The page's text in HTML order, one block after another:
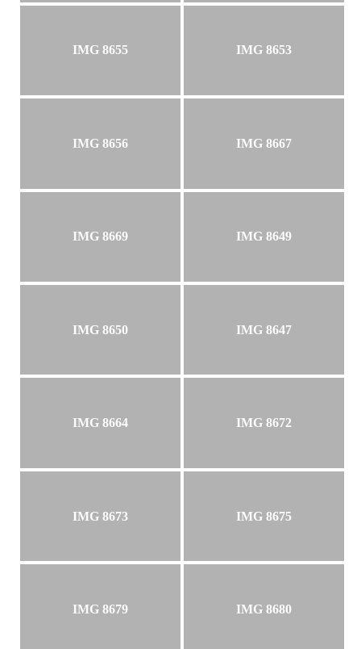
IMG 8655 IMG 8653
IMG 8656 IMG 8667
IMG 8669 IMG 8649
IMG 8650 IMG 8647
IMG 8664 IMG 8672
IMG 8673 IMG 8675
IMG 8679 IMG 8680